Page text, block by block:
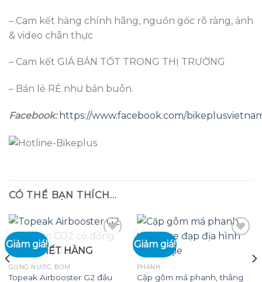
– Cam kết hàng chính hãng, nguồn gốc rõ ràng, ảnh
& video chân thực
– Cam kết GIÁ BÁN TỐT TRONG THỊ TRƯỜNG
– Bán lẻ RẺ như bán buôn.
Facebook: https://www.facebook.com/
CÓ THỂ BẠN THÍCH…
Giảm giá!
wishlist
HẾT HÀNG
GỌNG NƯỚC, BƠM
Topeak Airbooster G2 đầu
Giảm giá!
wishlist
PHANH
Cặp gôm má phanh, thắng